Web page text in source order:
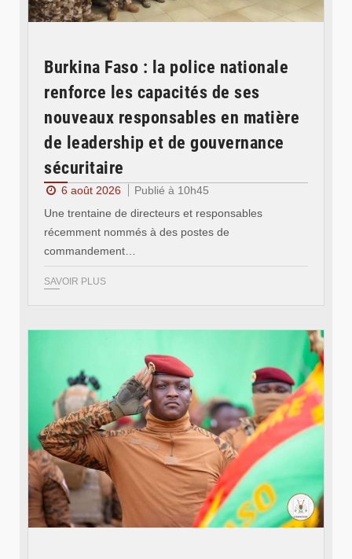
Burkina Faso : la police nationale
renforce les capacités de ses
nouveaux responsables en matière
de leadership et de gouvernance
sécuritaire
6 août 2026
Publié à 10h45
Une trentaine de directeurs et responsables
récemment nommés à des postes de
commandement…
SAVOIR PLUS